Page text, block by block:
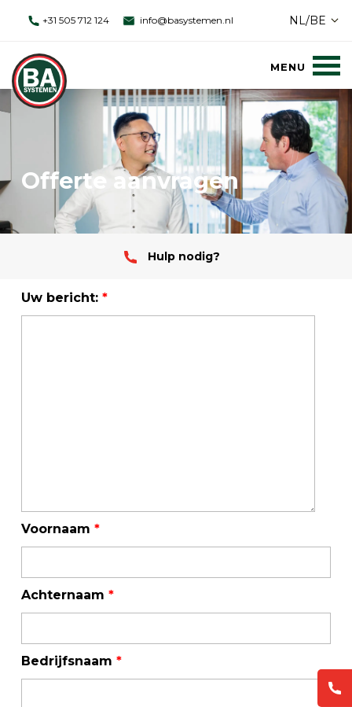
+31 505 712 124 info@basystemen.nl NL/BE
Offerte aanvragen
Hulp nodig?
Uw bericht: *
Voornaam *
Achternaam *
Bedrijfsnaam *